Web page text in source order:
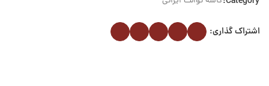
اشتراک گذاری: